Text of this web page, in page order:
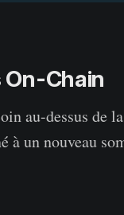
Chain
au-dessus de
à un nouveau